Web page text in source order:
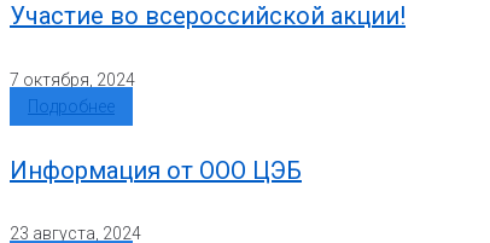
Участие во всероссийской акции!
7 октября, 2024
Подробнее
Информация от ООО ЦЭБ
23 августа, 2024